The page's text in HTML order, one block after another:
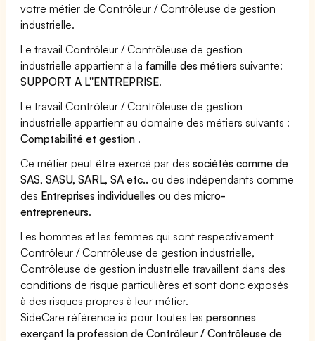
votre métier de Contrôleur / Contrôleuse de gestion
industrielle.
Le travail Contrôleur / Contrôleuse de gestion
industrielle appartient à la famille des métiers suivante:
SUPPORT A L''ENTREPRISE.
Le travail Contrôleur / Contrôleuse de gestion
industrielle appartient au domaine des métiers suivants :
Comptabilité et gestion .
Ce métier peut être exercé par dessociétés comme de
SAS, SASU, SARL, SA etc.. ou des indépendants comme
des Entreprises individuelles ou desmicro-
entrepreneurs.
Les hommes et les femmes qui sont respectivement
Contrôleur / Contrôleuse de gestion industrielle,
Contrôleuse de gestion industrielle travaillent dans des
conditions de risque particulières et sont donc exposés
à des risques propres à leur métier.
SideCare référence ici pour toutes lespersonnes
exerçant la profession de Contrôleur / Contrôleuse de